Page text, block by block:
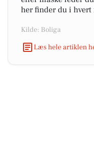
her finder du i
Kilde: Boliga
Læs hele artiklen